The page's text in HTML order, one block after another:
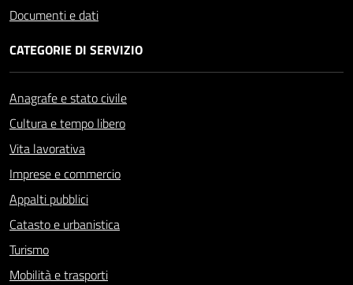
Documenti e dati
CATEGORIE DI SERVIZIO
Anagrafe e stato civile
Cultura e tempo libero
Vita lavorativa
Imprese e commercio
Appalti pubblici
Catasto e urbanistica
Turismo
Mobilità e trasporti